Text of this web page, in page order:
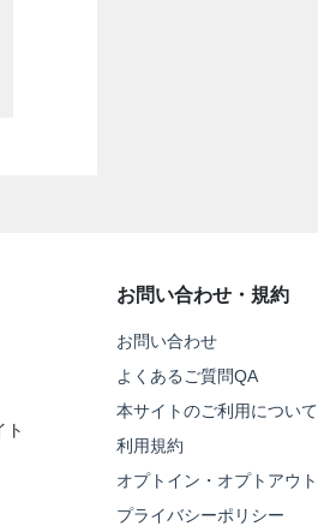
ト
お問い合わせ・規約
お問い合わせ
よくあるご質問QA
本サイトのご利用について
利用規約
オプトイン・オプトアウト
プライバシーポリシー